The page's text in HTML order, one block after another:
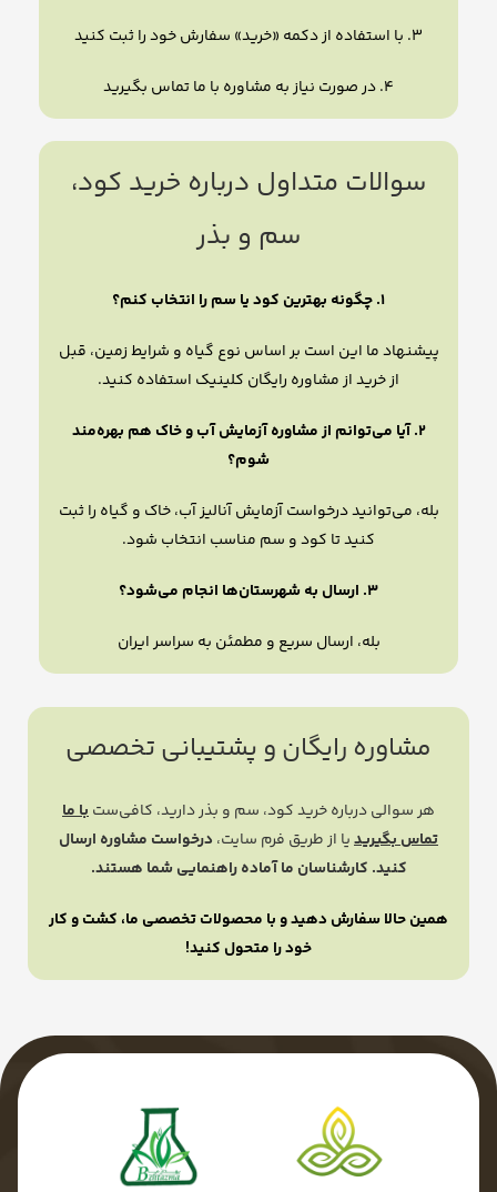
۳. با استفاده از دکمه «خرید» سفارش خود را ثبت کنید
۴. در صورت نیاز به مشاوره با ما تماس بگیرید
سوالات متداول درباره خرید کود،
سم و بذر
۱. چگونه بهترین کود یا سم را انتخاب کنم؟
پیشنهاد ما این است بر اساس نوع گیاه و شرایط زمین، قبل
از خرید از مشاوره رایگان کلینیک استفاده کنید.
۲. آیا می‌توانم از مشاوره آزمایش آب و خاک هم بهره‌مند
شوم؟
بله، می‌توانید درخواست آزمایش آنالیز آب، خاک و گیاه را ثبت
کنید تا کود و سم مناسب انتخاب شود.
۳. ارسال به شهرستان‌ها انجام می‌شود؟
بله، ارسال سریع و مطمئن به سراسر ایران
مشاوره رایگان و پشتیبانی تخصصی
هر سوالی درباره خرید کود، سم و بذر دارید، کافی‌ستبا ما
تماس بگیریدیا از طریق فرم سایت، درخواست مشاوره ارسال
کنید. کارشناسان ما آماده راهنمایی شما هستند.
همین حالا سفارش دهید و با محصولات تخصصی ما، کشت و کار
خود را متحول کنید!